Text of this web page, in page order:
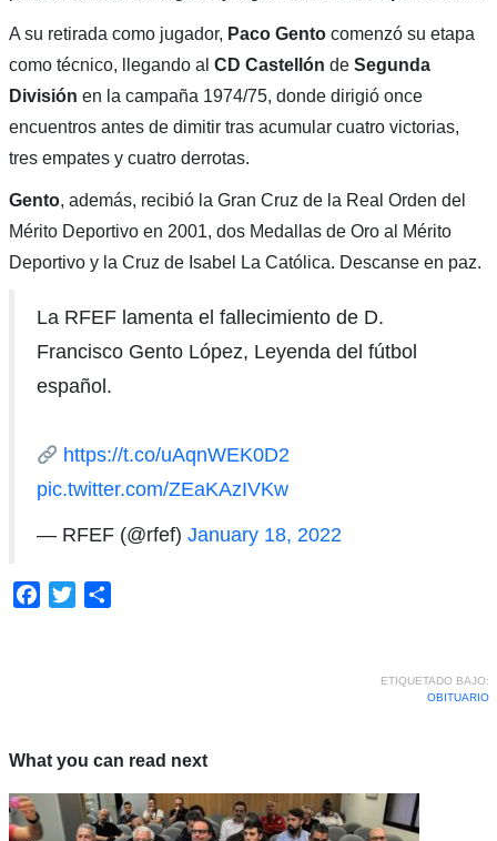
A su retirada como jugador, Paco Gentocomenzó su etapa
como técnico, llegando al CD Castellón de Segunda
División en la campaña 1974/75, donde dirigió once
encuentros antes de dimitir tras acumular cuatro victorias,
tres empates y cuatro derrotas.
Gento, además, recibió la Gran Cruz de la Real Orden del
Mérito Deportivo en 2001, dos Medallas de Oro al Mérito
Deportivo y la Cruz de Isabel La Católica. Descanse en paz.
La RFEF lamenta el fallecimiento de D.
Francisco Gento López, Leyenda del fútbol
español.
https://t.co/uAqnWEK0D2
pic.twitter.com/ZEaKAzIVKw
— RFEF (@rfef) January 18, 2022
Facebook
Twitter
ETIQUETADO BAJO:
OBITUARIO
What you can read next